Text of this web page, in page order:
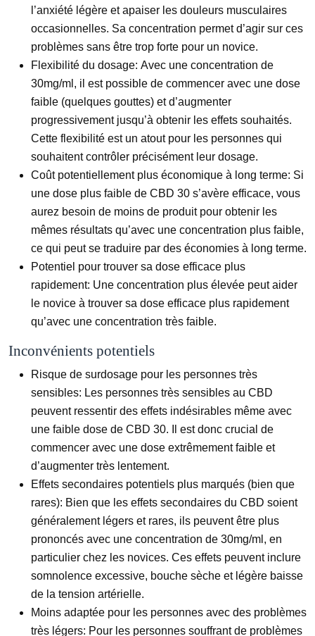
l’anxiété légère et apaiser les douleurs musculaires
occasionnelles. Sa concentration permet d’agir sur ces
problèmes sans être trop forte pour un novice.
Flexibilité du dosage: Avec une concentration de
30mg/ml, il est possible de commencer avec une dose
faible (quelques gouttes) et d’augmenter
progressivement jusqu’à obtenir les effets souhaités.
Cette flexibilité est un atout pour les personnes qui
souhaitent contrôler précisément leur dosage.
Coût potentiellement plus économique à long terme: Si
une dose plus faible de CBD 30 s’avère efficace, vous
aurez besoin de moins de produit pour obtenir les
mêmes résultats qu’avec une concentration plus faible,
ce qui peut se traduire par des économies à long terme.
Potentiel pour trouver sa dose efficace plus
rapidement: Une concentration plus élevée peut aider
le novice à trouver sa dose efficace plus rapidement
qu’avec une concentration très faible.
Inconvénients potentiels
Risque de surdosage pour les personnes très
sensibles: Les personnes très sensibles au CBD
peuvent ressentir des effets indésirables même avec
une faible dose de CBD 30. Il est donc crucial de
commencer avec une dose extrêmement faible et
d’augmenter très lentement.
Effets secondaires potentiels plus marqués (bien que
rares): Bien que les effets secondaires du CBD soient
généralement légers et rares, ils peuvent être plus
prononcés avec une concentration de 30mg/ml, en
particulier chez les novices. Ces effets peuvent inclure
somnolence excessive, bouche sèche et légère baisse
de la tension artérielle.
Moins adaptée pour les personnes avec des problèmes
très légers: Pour les personnes souffrant de problèmes